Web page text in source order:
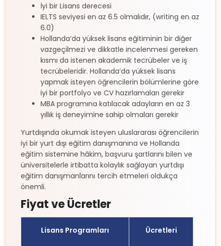
İyi bir Lisans derecesi
IELTS seviyesi en az 6.5 olmalıdır, (writing en az
6.0)
Hollanda’da yüksek lisans eğitiminin bir diğer
vazgeçilmezi ve dikkatle incelenmesi gereken
kısmı da istenen akademik tecrübeler ve iş
tecrübeleridir. Hollanda’da yüksek lisans
yapmak isteyen öğrencilerin bölümlerine göre
iyi bir portfolyo ve CV hazırlamaları gerekir
MBA programına katılacak adayların en az 3
yıllık iş deneyimine sahip olmaları gerekir
Yurtdışında okumak isteyen uluslararası öğrencilerin
iyi bir yurt dışı eğitim danışmanına ve Hollanda
eğitim sistemine hâkim, başvuru şartlarını bilen ve
üniversitelerle irtibatta kolaylık sağlayan yurtdışı
eğitim danışmanlarını tercih etmeleri oldukça
önemli.
Fiyat ve Ücretler
Lisans Programları Ücretleri